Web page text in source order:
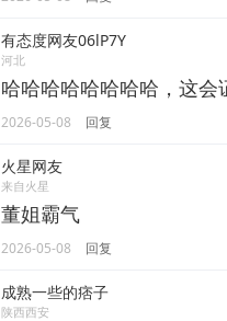
有态度网友06lP7Y
河北
哈哈哈哈哈哈哈哈，这会
2026-05-08 回复
火星网友
来自火星
董姐霸气
2026-05-08 回复
成熟一些的痞子
陕西西安